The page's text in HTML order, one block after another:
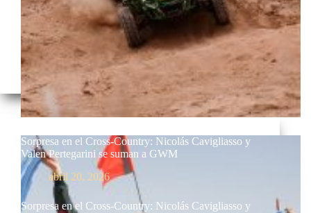
Sorpresa en el Cross-Country: Nicolás Cavigliasso y
Valen Pertegarini se suman a GWM
abril 20, 2026
Sorpresa en el Cross-Country: Nicolás Cavigliasso y